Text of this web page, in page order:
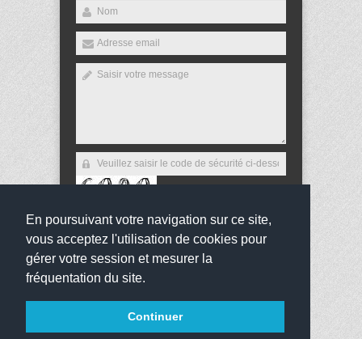
En poursuivant votre navigation sur ce site,
vous acceptez l'utilisation de cookies pour
gérer votre session et mesurer la
fréquentation du site.
Continuer
Envoyer
réservés
websco